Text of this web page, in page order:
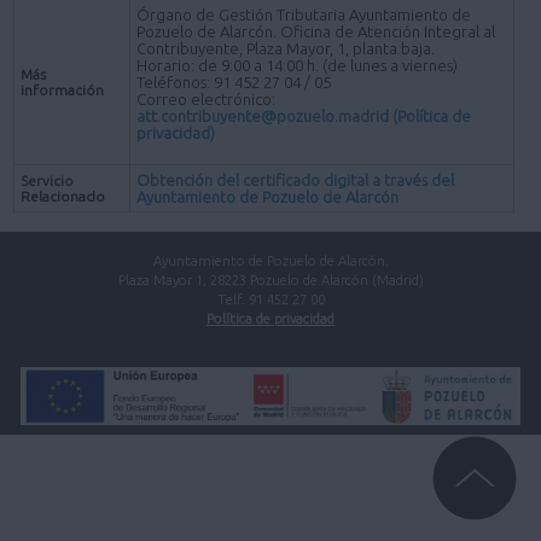
Más
información
Órgano de Gestión Tributaria Ayuntamiento de
Pozuelo de Alarcón. Oficina de Atención Integral al
Contribuyente, Plaza Mayor, 1, planta baja.
Horario: de 9:00 a 14:00 h. (de lunes a viernes)
Teléfonos: 91 452 27 04 / 05
Correo electrónico:
att.contribuyente@pozuelo.madrid (Política de
privacidad)
Servicio
Relacionado
Obtención del certificado digital a través del
Ayuntamiento de Pozuelo de Alarcón
Ayuntamiento de Pozuelo de Alarcón.
Plaza Mayor 1, 28223 Pozuelo de Alarcón (Madrid)
Telf. 91 452 27 00
Política de privacidad